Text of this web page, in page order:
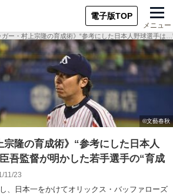
電子版TOP
メニュー
ガー・村上宗隆の育成術》“参考にした日本人野球選手は
宗隆の育成術》“参考にした日本人
吾監督が明かした若手選手の“育成
11/23
、日本一をかけてオリックス・バッファローズ